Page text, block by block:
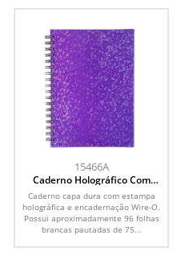
15466A
Caderno Holográfico Com
Pauta
Caderno capa dura com estampa
holográfica e encadernação Wire-O.
Possui aproximadamente 96 folhas
brancas pautadas de 75...